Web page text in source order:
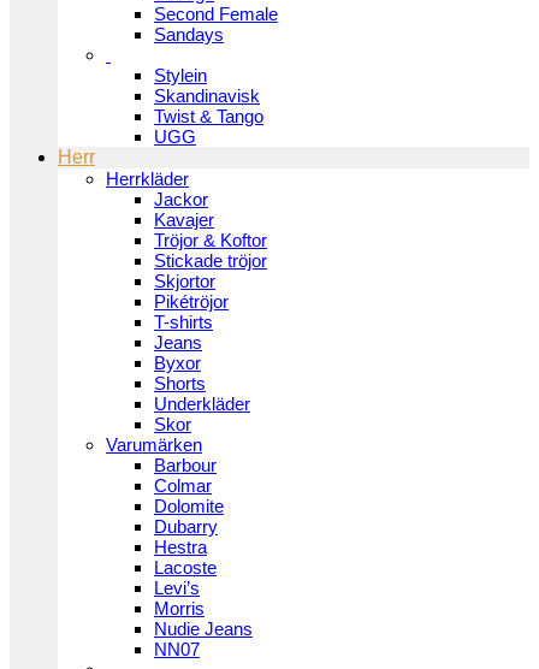
Second Female
Sandays
Stylein
Skandinavisk
Twist & Tango
UGG
Herr
Herrkläder
Jackor
Kavajer
Tröjor & Koftor
Stickade tröjor
Skjortor
Pikétröjor
T-shirts
Jeans
Byxor
Shorts
Underkläder
Skor
Varumärken
Barbour
Colmar
Dolomite
Dubarry
Hestra
Lacoste
Levi’s
Morris
Nudie Jeans
NN07